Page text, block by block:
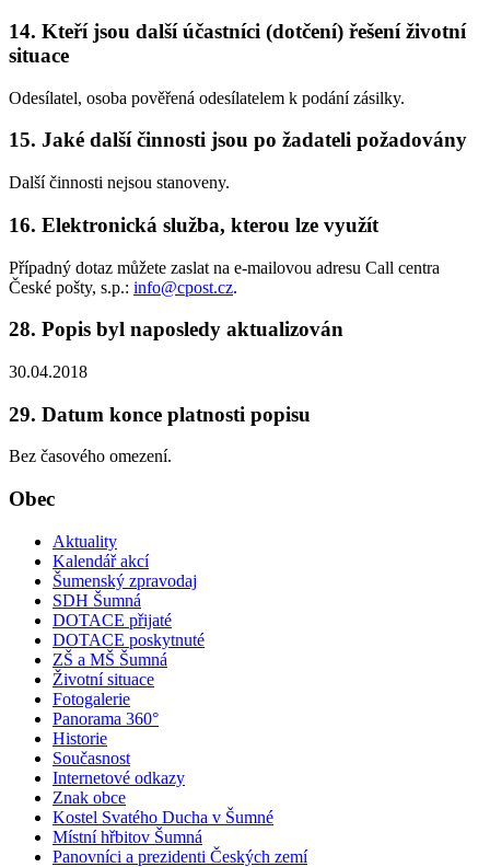
14. Kteří jsou další účastníci (dotčení) řešení životní
situace
Odesílatel, osoba pověřená odesílatelem k podání zásilky.
15. Jaké další činnosti jsou po žadateli požadovány
Další činnosti nejsou stanoveny.
16. Elektronická služba, kterou lze využít
Případný dotaz můžete zaslat na e-mailovou adresu Call centra
České pošty, s.p.: info@cpost.cz.
28. Popis byl naposledy aktualizován
30.04.2018
29. Datum konce platnosti popisu
Bez časového omezení.
Obec
Aktuality
Kalendář akcí
Šumenský zpravodaj
SDH Šumná
DOTACE přijaté
DOTACE poskytnuté
ZŠ a MŠ Šumná
Životní situace
Fotogalerie
Panorama 360°
Historie
Současnost
Internetové odkazy
Znak obce
Kostel Svatého Ducha v Šumné
Místní hřbitov Šumná
Panovníci a prezidenti Českých zemí